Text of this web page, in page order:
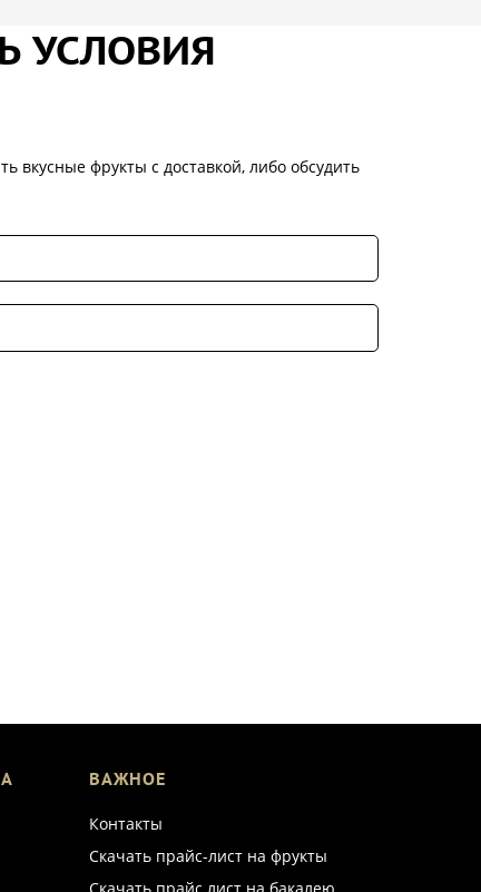
УСЛОВИЯ
вкусные фрукты с доставкой, либо обсудить
ВАЖНОЕ
Контакты
Скачать прайс-лист на фрукты